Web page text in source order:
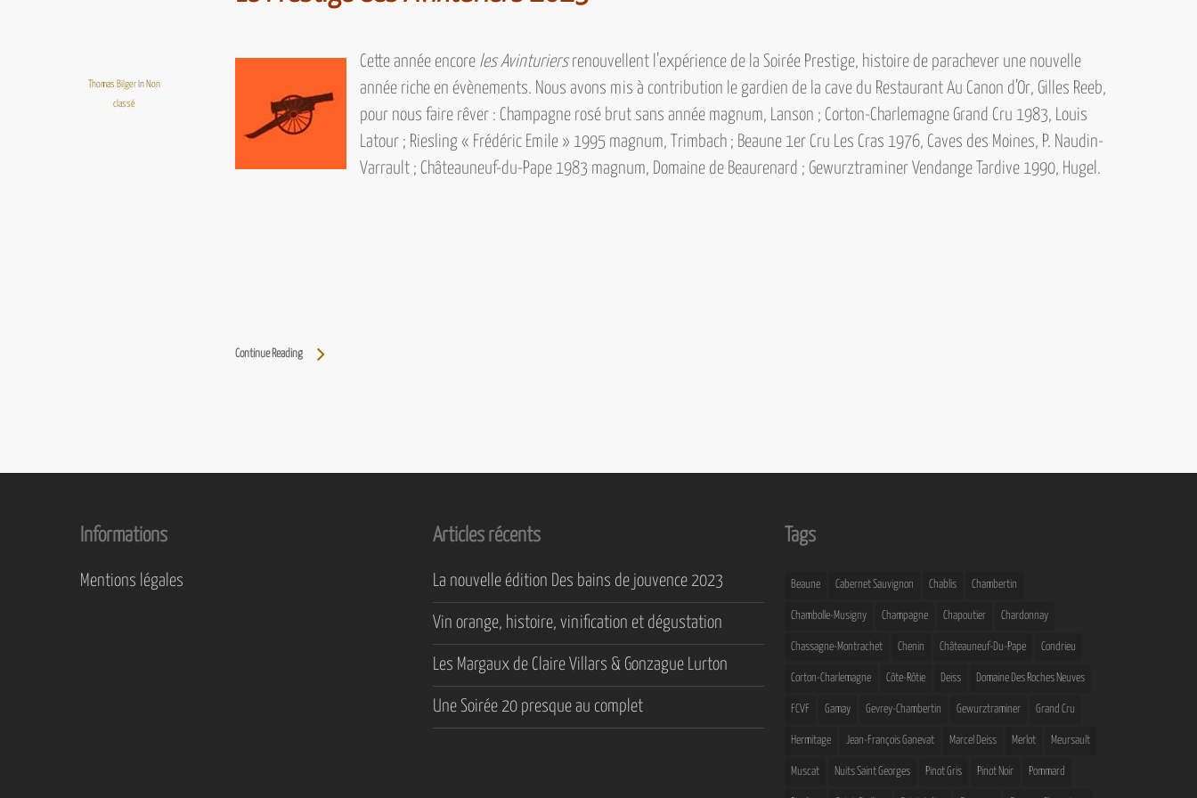
Thomas Bilger In Non
classé
Cette année encore les Avinturiersrenouvellent l’expérience de la Soirée Prestige, histoire de parachever une nouvelle
année riche en évènements. Nous avons mis à contribution le gardien de la cave du Restaurant Au Canon d’Or, Gilles Reeb,
pour nous faire rêver : Champagne rosé brut sans année magnum, Lanson ; Corton-Charlemagne Grand Cru 1983, Louis
Latour ; Riesling « Frédéric Emile » 1995 magnum, Trimbach ; Beaune 1er Cru Les Cras 1976, Caves des Moines, P. Naudin-
Varrault ; Châteauneuf-du-Pape 1983 magnum, Domaine de Beaurenard ; Gewurztraminer Vendange Tardive 1990, Hugel.
Continue Reading
Informations
Mentions légales
Articles récents
La nouvelle édition Des bains de jouvence 2023
Vin orange, histoire, vinification et dégustation
Les Margaux de Claire Villars & Gonzague Lurton
Une Soirée 20 presque au complet
Tags
Beaune Cabernet Sauvignon Chablis Chambertin
Chambolle-Musigny Champagne Chapoutier Chardonnay
Chassagne-Montrachet Chenin Châteauneuf-Du-Pape Condrieu
Corton-Charlemagne Côte-Rôtie Deiss Domaine Des Roches Neuves
FCVF Gamay Gevrey-Chambertin Gewurztraminer Grand Cru
Hermitage Jean-François Ganevat Marcel Deiss Merlot Meursault
Muscat Nuits Saint Georges Pinot Gris Pinot Noir Pommard